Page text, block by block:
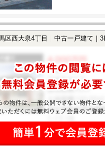
区西大泉4丁目｜中古一戸建て｜3LDK｜